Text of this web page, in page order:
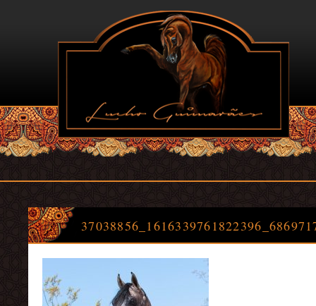
37038856